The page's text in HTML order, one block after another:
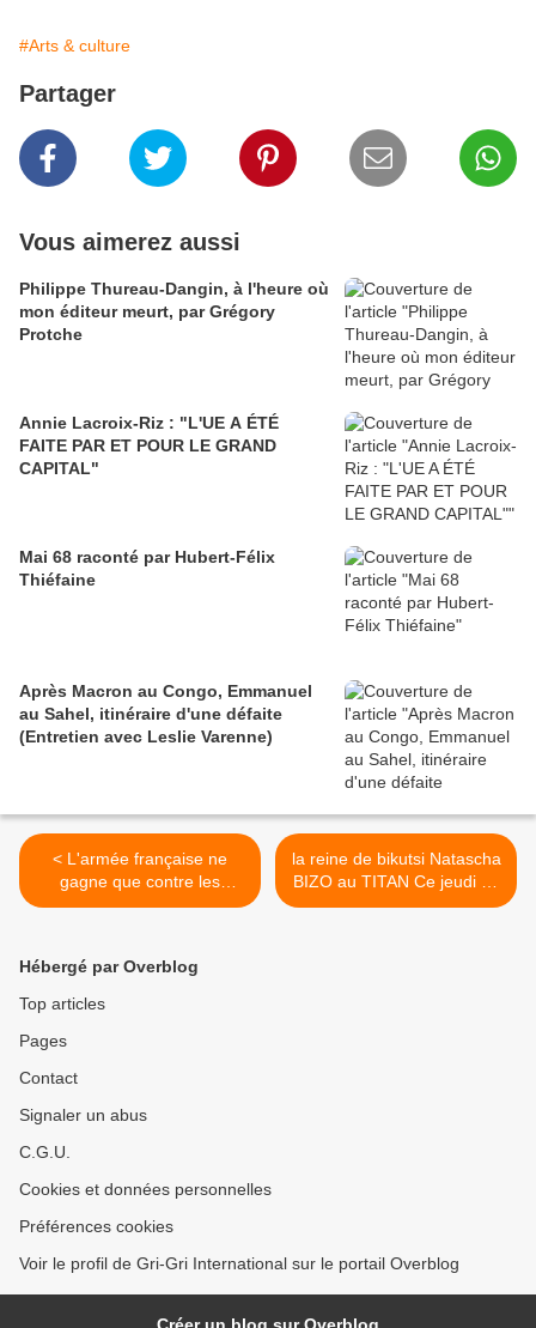
#Arts & culture
Partager
Vous aimerez aussi
Philippe Thureau-Dangin, à l'heure où
mon éditeur meurt, par Grégory
Protche
Annie Lacroix-Riz : "L'UE A ÉTÉ
FAITE PAR ET POUR LE GRAND
CAPITAL"
Mai 68 raconté par Hubert-Félix
Thiéfaine
Après Macron au Congo, Emmanuel
au Sahel, itinéraire d'une défaite
(Entretien avec Leslie Varenne)
< L'armée française ne
gagne que contre les
Nègres - par Malick Noël
la reine de bikutsi Natascha
BIZO au TITAN Ce jeudi 28
avril 2011 >
Hébergé par Overblog
Top articles
Pages
Contact
Signaler un abus
C.G.U.
Cookies et données personnelles
Préférences cookies
Voir le profil de Gri-Gri International sur le portail Overblog